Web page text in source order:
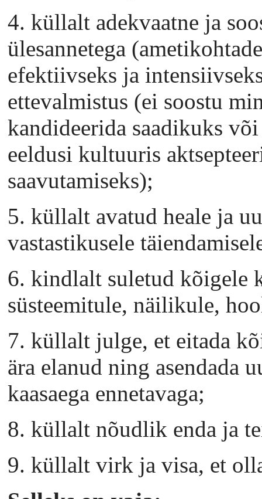
4. küllalt adekvaatne ja
ülesannetega
efektiivseks ja
ettevalmistus (ei soostu
kandideerida saadikuks
eeldusi kultuuris
saavutamiseks);
5. küllalt avatud heale ja
vastastikusele
6. kindlalt suletud kõigele
süsteemitule, näilikule,
7. küllalt julge, et eitada
ära elanud ning asendada
kaasaega ennetavaga;
8. küllalt nõudlik enda ja
9. küllalt virk ja visa, et